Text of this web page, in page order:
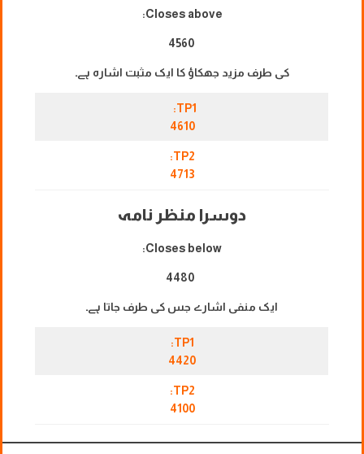
Closes above:
4560
کی طرف مزید جھکاؤ کا ایک مثبت اشارہ ہے۔
TP1:
4610
TP2:
4713
دوسرا منظر نامہ
Closes below:
4480
ایک منفی اشارے جس کی طرف جاتا ہے۔
TP1:
4420
TP2:
4100